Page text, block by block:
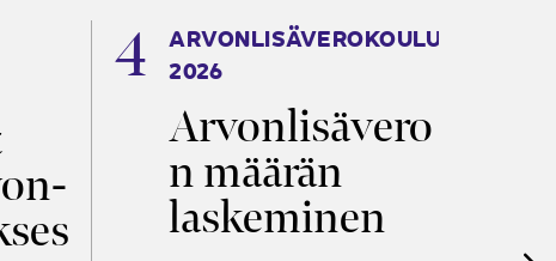
ARVONLISÄVEROKOULU
2026
Arvonlisävero
n määrän
laskeminen